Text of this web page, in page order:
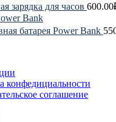
зарядка для часов 600.00
батарея Power Bank
конфедициальности
соглашение